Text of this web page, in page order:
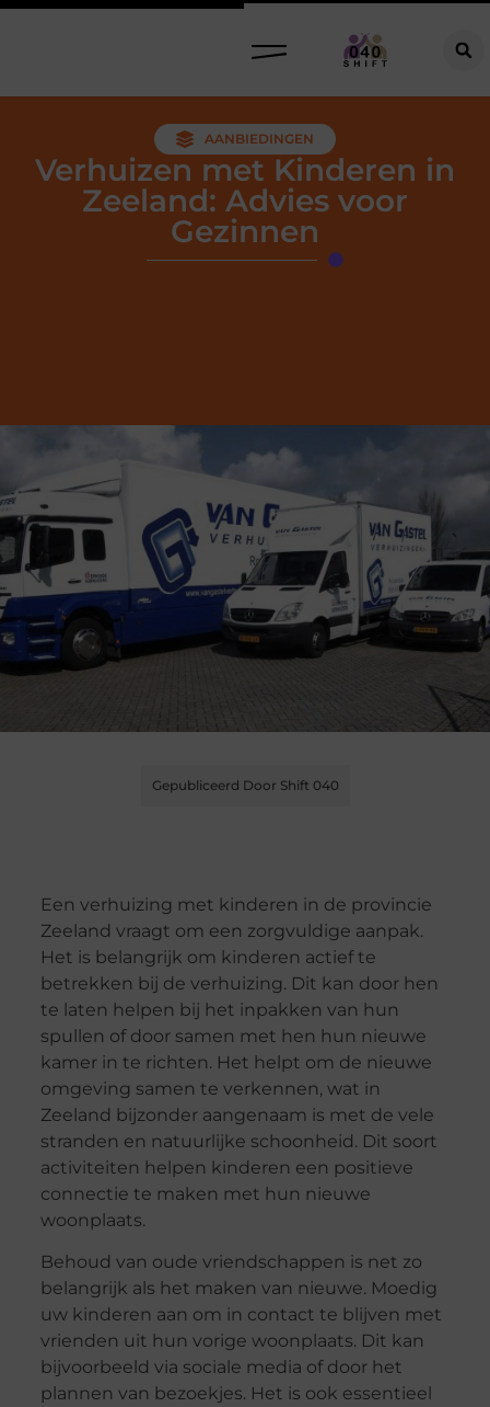
AANBIEDINGEN
Verhuizen met Kinderen in
Zeeland: Advies voor
Gezinnen
Gepubliceerd Door Shift 040
Een verhuizing met kinderen in de provincie
Zeeland vraagt om een zorgvuldige aanpak.
Het is belangrijk om kinderen actief te
betrekken bij de verhuizing. Dit kan door hen
te laten helpen bij het inpakken van hun
spullen of door samen met hen hun nieuwe
kamer in te richten. Het helpt om de nieuwe
omgeving samen te verkennen, wat in
Zeeland bijzonder aangenaam is met de vele
stranden en natuurlijke schoonheid. Dit soort
activiteiten helpen kinderen een positieve
connectie te maken met hun nieuwe
woonplaats.
Behoud van oude vriendschappen is net zo
belangrijk als het maken van nieuwe. Moedig
uw kinderen aan om in contact te blijven met
vrienden uit hun vorige woonplaats. Dit kan
bijvoorbeeld via sociale media of door het
plannen van bezoekjes. Het is ook essentieel